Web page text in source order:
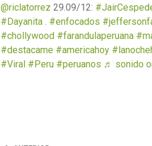
@riclatorrez 29.09/12:
#Dayanita . #enfocados
#chollywood #farandulaperuana
#destacame #americahoy
#Viral #Peru #peruanos ♬ sonido